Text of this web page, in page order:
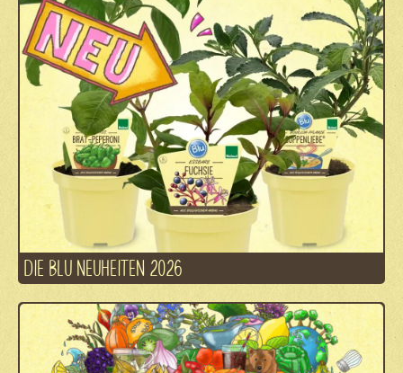
DIE BLU NEUHEITEN 2026